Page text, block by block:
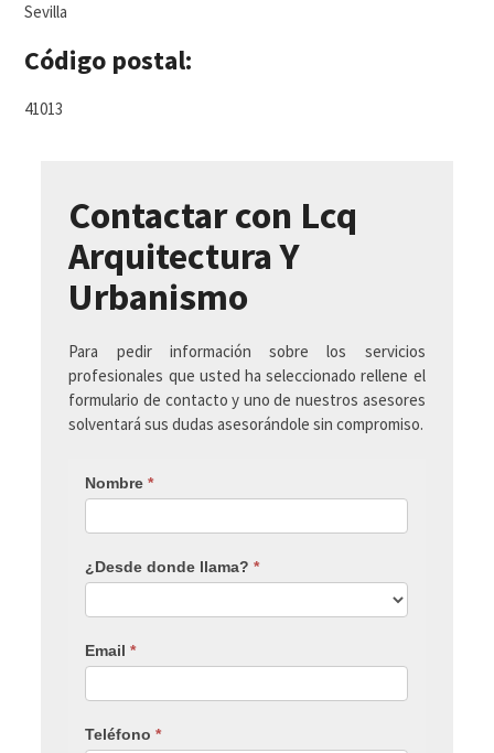
Sevilla
Código postal:
41013
Contactar con Lcq
Arquitectura Y
Urbanismo
Para pedir información sobre los servicios
profesionales que usted ha seleccionado rellene el
formulario de contacto y uno de nuestros asesores
solventará sus dudas asesorándole sin compromiso.
Nombre*
¿Desde donde llama?*
Email*
Teléfono*